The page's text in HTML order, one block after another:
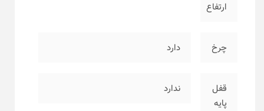
ارتفاع
چرخ دارد
قفل
پایه
ندارد